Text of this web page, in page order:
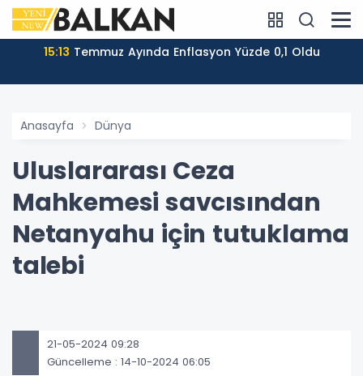
15:13 Temmuz Ayında Enflasyon Yüzde 0,1 Oldu
Anasayfa Dünya
Uluslararası Ceza
Mahkemesi savcısından
Netanyahu için tutuklama
talebi
21-05-2024 09:28
Güncelleme : 14-10-2024 06:05